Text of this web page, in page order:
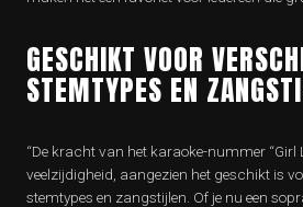
GESCHIKT VOOR
STEMTYPES EN
“De kracht van het karaoke-nummer “Girl
veelzijdigheid, aangezien het geschikt is
stemtypes en zangstijlen. Of je nu een